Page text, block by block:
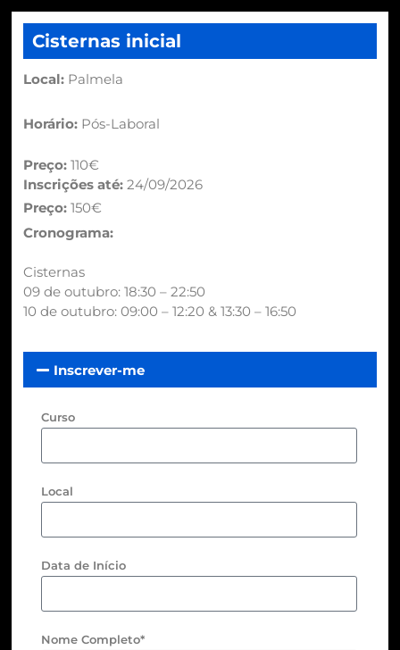
Cisternas inicial
Local: Palmela
Horário: Pós-Laboral
Preço:110€
Inscrições até:24/09/2026
Preço:150€
Cronograma:
Cisternas
09 de outubro: 18:30 – 22:50
10 de outubro: 09:00 – 12:20 & 13:30 – 16:50
Inscrever-me
Curso
Local
Data de Início
Nome Completo*